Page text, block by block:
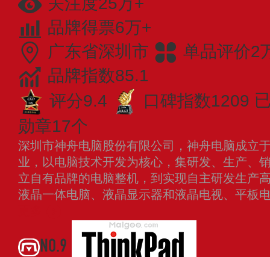
品牌得票6万+
广东省深圳市
单品评价2
品牌指数85.1
评分9.4
口碑指数1209
勋章17个
深圳市神舟电脑股份有限公司，神舟电脑成立
业，以电脑技术开发为核心，集研发、生产、
立自有品牌的电脑整机，到实现自主研发生产
液晶一体电脑、液晶显示器和液晶电视、平板
NO.9